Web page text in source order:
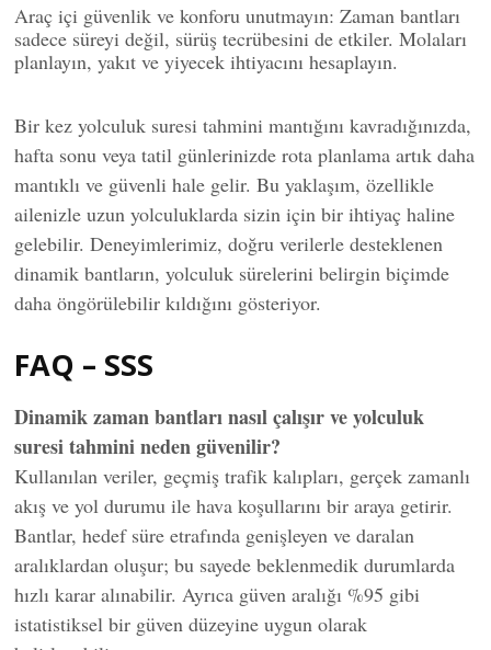
Araç içi güvenlik ve konforu unutmayın: Zaman bantları
sadece süreyi değil, sürüş tecrübesini de etkiler. Molaları
planlayın, yakıt ve yiyecek ihtiyacını hesaplayın.
Bir kez yolculuk suresi tahmini mantığını kavradığınızda,
hafta sonu veya tatil günlerinizde rota planlama artık daha
mantıklı ve güvenli hale gelir. Bu yaklaşım, özellikle
ailenizle uzun yolculuklarda sizin için bir ihtiyaç haline
gelebilir. Deneyimlerimiz, doğru verilerle desteklenen
dinamik bantların, yolculuk sürelerini belirgin biçimde
daha öngörülebilir kıldığını gösteriyor.
FAQ – SSS
Dinamik zaman bantları nasıl çalışır ve yolculuk
suresi tahmini neden güvenilir?
Kullanılan veriler, geçmiş trafik kalıpları, gerçek zamanlı
akış ve yol durumu ile hava koşullarını bir araya getirir.
Bantlar, hedef süre etrafında genişleyen ve daralan
aralıklardan oluşur; bu sayede beklenmedik durumlarda
hızlı karar alınabilir. Ayrıca güven aralığı %95 gibi
istatistiksel bir güven düzeyine uygun olarak